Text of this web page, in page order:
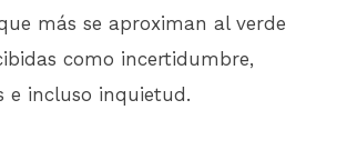
más se aproximan al verde
como incertidumbre,
e incluso inquietud.